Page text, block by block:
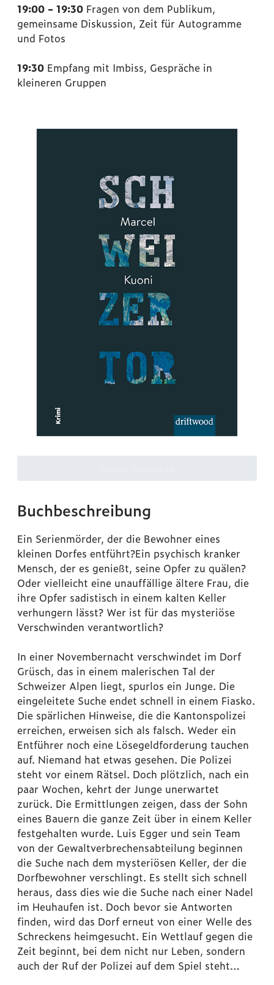
19:00 – 19:30 Fragen von dem Publikum,
gemeinsame Diskussion, Zeit für Autogramme
und Fotos
19:30 Empfang mit Imbiss, Gespräche in
kleineren Gruppen
Buchbeschreibung
Ein Serienmörder, der die Bewohner eines
kleinen Dorfes entführt?Ein psychisch kranker
Mensch, der es genießt, seine Opfer zu quälen?
Oder vielleicht eine unauffällige ältere Frau, die
ihre Opfer sadistisch in einem kalten Keller
verhungern lässt? Wer ist für das mysteriöse
Verschwinden verantwortlich?
In einer Novembernacht verschwindet im Dorf
Grüsch, das in einem malerischen Tal der
Schweizer Alpen liegt, spurlos ein Junge. Die
eingeleitete Suche endet schnell in einem Fiasko.
Die spärlichen Hinweise, die die Kantonspolizei
erreichen, erweisen sich als falsch. Weder ein
Entführer noch eine Lösegeldforderung tauchen
auf. Niemand hat etwas gesehen. Die Polizei
steht vor einem Rätsel. Doch plötzlich, nach ein
paar Wochen, kehrt der Junge unerwartet
zurück. Die Ermittlungen zeigen, dass der Sohn
eines Bauern die ganze Zeit über in einem Keller
festgehalten wurde. Luis Egger und sein Team
von der Gewaltverbrechensabteilung beginnen
die Suche nach dem mysteriösen Keller, der die
Dorfbewohner verschlingt. Es stellt sich schnell
heraus, dass dies wie die Suche nach einer Nadel
im Heuhaufen ist. Doch bevor sie Antworten
finden, wird das Dorf erneut von einer Welle des
Schreckens heimgesucht. Ein Wettlauf gegen die
Zeit beginnt, bei dem nicht nur Leben, sondern
auch der Ruf der Polizei auf dem Spiel steht…